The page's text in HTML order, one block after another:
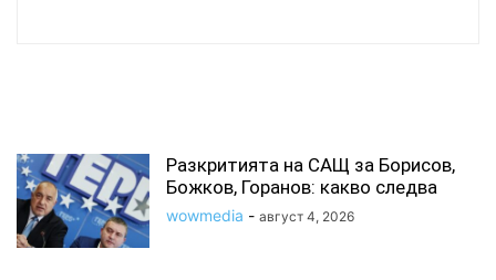
Разкритията на САЩ за Борисов,
Божков, Горанов: какво следва
wowmedia - август 4, 2026